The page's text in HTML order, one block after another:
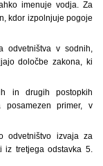
imenuje vodja. Za
kdor izpolnjuje pogoje
odvetništva v sodnih,
določbe zakona, ki
in drugih postopkih
posamezen primer, v
odvetništvo izvaja za
iz tretjega odstavka 5.